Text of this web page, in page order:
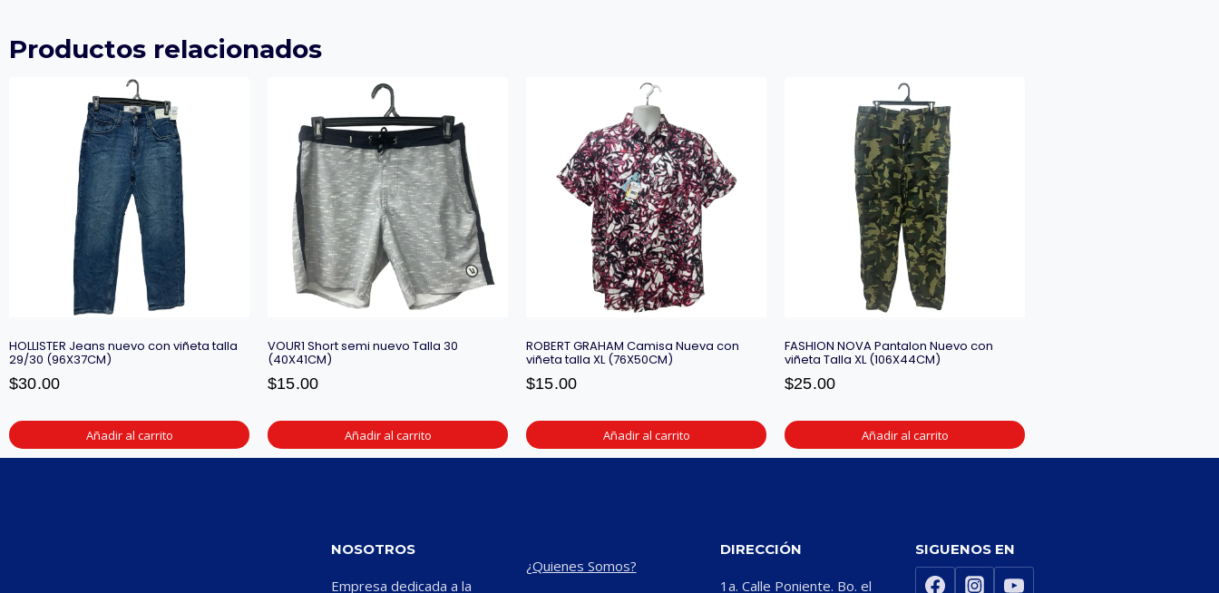
Productos relacionados
HOLLISTER Jeans nuevo con viñeta talla
29/30 (96X37CM)
$30.00
Añadir al carrito
VOUR1 Short semi nuevo Talla 30
(40X41CM)
$15.00
Añadir al carrito
ROBERT GRAHAM Camisa Nueva con
viñeta talla XL (76X50CM)
$15.00
Añadir al carrito
FASHION NOVA Pantalon Nuevo con
viñeta Talla XL (106X44CM)
$25.00
Añadir al carrito
NOSOTROS
Empresa dedicada a la
¿Quienes Somos?
DIRECCIÓN
1a. Calle Poniente. Bo. el
SIGUENOS EN